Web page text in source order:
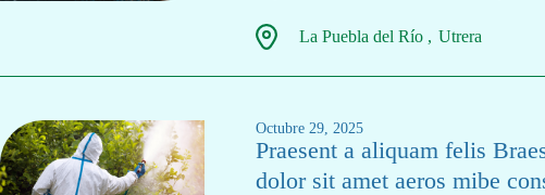
La Puebla del Río Utrera
Octubre 29, 2025
Praesent a aliquam felis
dolor sit amet aeros mibe